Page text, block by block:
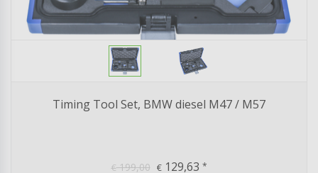
Timing Tool Set, BMW diesel M47 / M57
€199,00 €129,63 *